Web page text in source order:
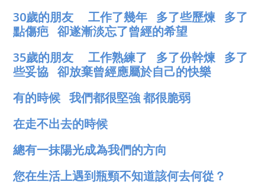
30歲的朋友 工作了幾年 多了些歷煉 多了
點傷疤 卻遂漸淡忘了曾經的希望
35歲的朋友 工作熟練了 多了份幹煉 多了
些妥協 卻放棄曾經應屬於自己的快樂
有的時候 我們都很堅強 都很脆弱
在走不出去的時候
總有一抹陽光成為我們的方向
您在生活上遇到瓶頸不知道該何去何從？